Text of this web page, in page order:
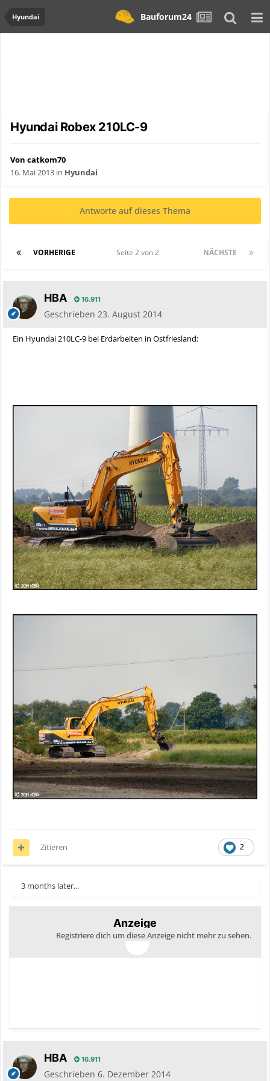
Hyundai Bauforum24
Hyundai Robex 210LC-9
Von catkom70
16. Mai 2013 in Hyundai
Antworte auf dieses Thema
VORHERIGE NÄCHSTE
Seite 2 von 2
HBA 16.911
Geschrieben 23. August 2014
Ein Hyundai 210LC-9 bei Erdarbeiten in Ostfriesland:
2
Zitieren
3 months later...
Anzeige
Registriere dich um diese Anzeige nicht mehr zu sehen.
HBA 16.911
Geschrieben 6. Dezember 2014